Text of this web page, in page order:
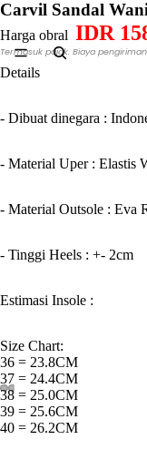
Carvil Sandal
Harga obral IDR
Termasuk pajak. Biaya
Details
- Dibuat dinegara :
- Material Uper : Elastis
- Material Outsole : Eva
- Tinggi Heels : +- 2cm
Estimasi Insole :
Size Chart:
36 = 23.8CM
37 = 24.4CM
38 = 25.0CM
39 = 25.6CM
40 = 26.2CM